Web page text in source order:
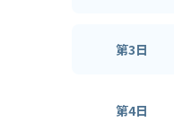
第3日
第4日